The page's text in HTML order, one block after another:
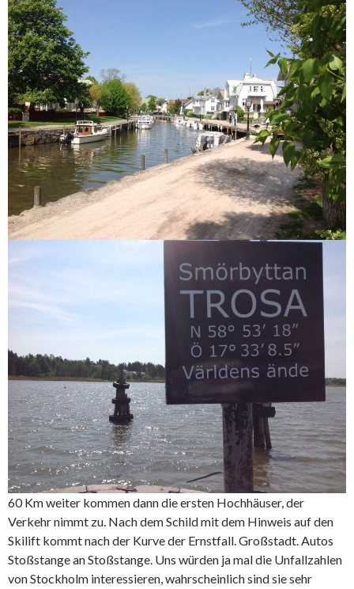
60 Km weiter kommen dann die ersten Hochhäuser, der
Verkehr nimmt zu. Nach dem Schild mit dem Hinweis auf den
Skilift kommt nach der Kurve der Ernstfall. Großstadt. Autos
Stoßstange an Stoßstange. Uns würden ja mal die Unfallzahlen
von Stockholm interessieren, wahrscheinlich sind sie sehr